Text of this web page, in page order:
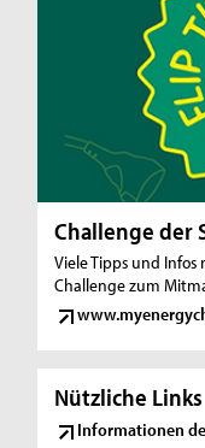
Challenge der
Viele Tipps und
Challenge zum
Nützliche Links
Informationen